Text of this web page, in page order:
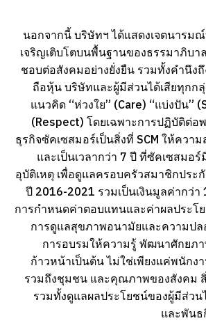
นอกจากนี้ บริษัทฯ ได้แสดงเจตนารม
เจริญเติบโตบนพื้นฐานของธรรมาภิบา
ชอบต่อสังคมอย่างยั่งยืน รวมทั้งคำนึง
ถือหุ้น บริษัทและผู้มีส่วนได้เสียทุกก
แนวคิด “ห่วงใย” (Care) “แบ่งปัน”
(Respect) โดยเฉพาะการปฏิบัติต่
ธุรกิจซัคเซสมอร์เป็นสิ่งที่ SCM ให้ควา
และเป็นเวลากว่า 7 ปี ที่ซัคเซสมอ
อุบัติเหตุ เพื่อดูแลครอบครัวสมาชิกประ
ปี 2016-2021 รวมเป็นเงินมูลค่ากว่า
การกำหนดค่าตอบแทนและค่าผลประโ
การดูแลสุขภาพอนามัยและความป
การอบรมให้ความรู้ พัฒนาศักยภ
ก้าวหน้าเป็นต้น ไม่ใช่เพียงแค่พนักง
รวมถึงชุมชน และคุณภาพของสังคม
รวมทั้งดูแลผลประโยชน์ของผู้มีส่วน
และพัน